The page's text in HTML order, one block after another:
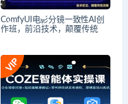
ComfyUI电影分镜一致性AI创
作班，前沿技术，颠覆传统